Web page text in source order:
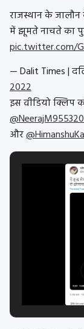
राजस्थान के
में झूमते नाचते का
pic.twitter.com/
— Dalit Times |
2022
इस वीडियो क्लिप
और